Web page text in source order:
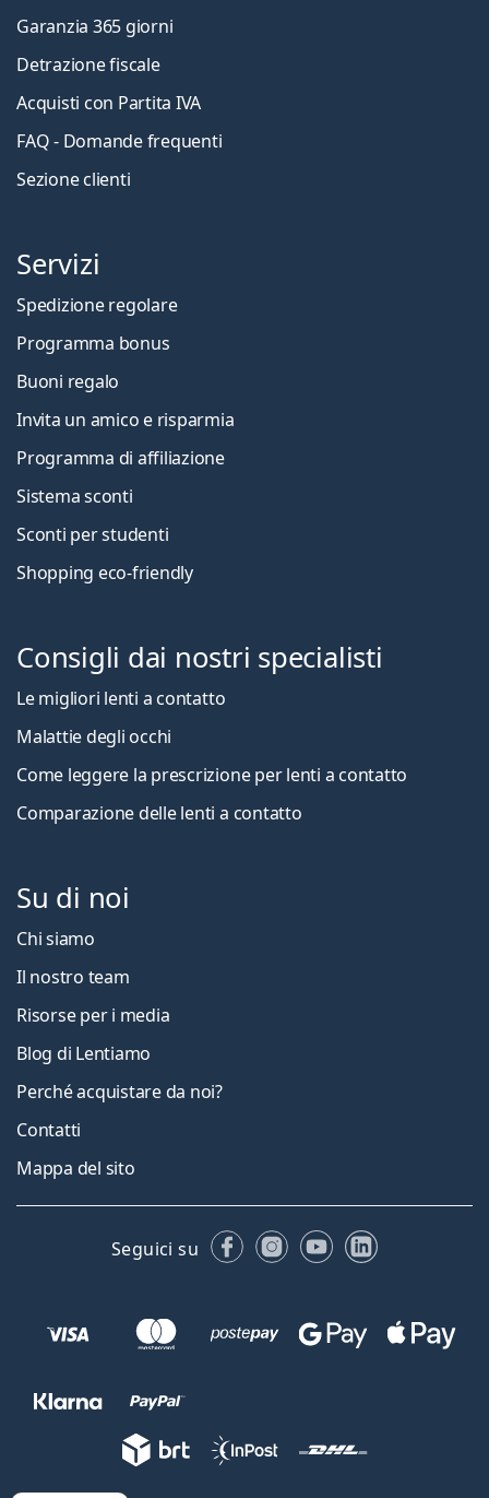
Garanzia 365 giorni
Detrazione fiscale
Acquisti con Partita IVA
FAQ - Domande frequenti
Sezione clienti
Servizi
Spedizione regolare
Programma bonus
Buoni regalo
Invita un amico e risparmia
Programma di affiliazione
Sistema sconti
Sconti per studenti
Shopping eco-friendly
Consigli dai nostri specialisti
Le migliori lenti a contatto
Malattie degli occhi
Come leggere la prescrizione per lenti a contatto
Comparazione delle lenti a contatto
Su di noi
Chi siamo
Il nostro team
Risorse per i media
Blog di Lentiamo
Perché acquistare da noi?
Contatti
Mappa del sito
Seguici su FacebookInstagram
YouTubeLinkedIn